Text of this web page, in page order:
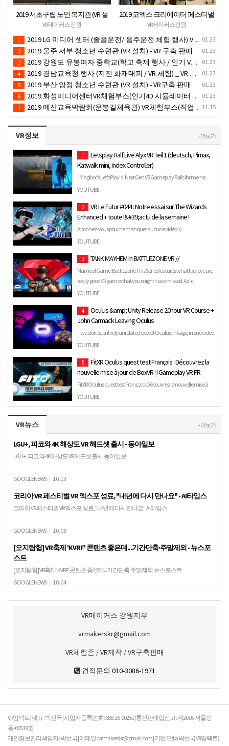
2019 서초구립 노인 복지관 (VR 설
치) - VR 구축 판매
VR메이커스강원
2019 코엑스 크리에이터 페스티벌
VR체험 부스 (인기 VR 체험) - VR렌
탈대여 행사
VR메이커스강원
01.23
1 2019 LG 미디어 센터 (졸음운전/ 음주운전 체험 행사) VR 체험 - VR 렌탈대여 행사
01.23
2 2019 울주 서부 청소년 수련관 (VR 설치) - VR 구축 판매
01.23
3 2019 강원도 유봉여자 중학교(학교 축제 행사 / 인기 VR 컨텐츠 ) - VR렌탈대여 행사
01.23
4 2019 경남교육청 행사 (지진 화재대피 / VR 체험) _ VR 렌탈대여행사
01.23
5 2019 부산 양정 청소년 수련관 (VR 설치) - VR구축 판매
01.23
6 2019 화성미디어센터VR체험부스(인기4D 시뮬레이터 체험)-VR렌탈대여 행사
11.15
7 2019 예산교육박람회(운봉길체육관) VR체험부스(직업진로체험 / 인기VR체험)-VR렌탈대여행사
VR정보 + 더보기
1
Letsplay Half Live Alyx VR Teil 1 (deutsch, Pimax,
Katwalk mini, Index Controller)
"Magibor's Let'sPlay's" Next Gen VR Gameplay Falls ihr meine
Streams live sehen wollt besucht mich auf Twitch https://ww…
YOUTUBE
2
VR Le Futur #044 : Notre essai sur The Wizards
Enhanced + toute l&#39;actu de la semaine !
Abonnez-vous pour ne manquer aucune vidéo :-)
https://www.youtube.com/user/GAMEBLOGfr?
YOUTUBE
3 TANK MAYHEM In BATTLEZONE VR //
Name of Game: Battlezone This Series features what I believe are
really good VR games that you might have missed. As I c…
YOUTUBE
4
Oculus &amp; Unity Release 20hour VR Course +
John Carmack Leaving Oculus
Two stories, entirely unrelated except Oculus linkage, in one video
today. First, Unity and Oculus teamed up to create a…
YOUTUBE
5
FitXR Oculus quest test Français : Découvrez la
nouvelle mise à jour de BoxVR ! I Gameplay VR FR
FitXR Oculus quest test Français : Découvrez la nouvelle mise à
jour de BoxVR ! I Gameplay VR FR FitXR sur Oculus quest …
YOUTUBE
VR뉴스 + 더보기
LGU+, 피코와 4K 해상도 VR 헤드셋 출시 - 동아일보
LGU+, 피코와 4K 해상도 VR 헤드셋 출시 동아일보
GOOGLENEWS | 10.13
코리아 VR 페스티벌 VR 엑스포 성료, "내년에 다시 만나요" - AI타임스
코리아 VR 페스티벌 VR 엑스포 성료, "내년에 다시 만나요" AI타임스
GOOGLENEWS | 10.08
[오지탐험] VR축제 'KVRF' 콘텐츠 좋은데...기간단축·주말제외 - 뉴스포
스트
[오지탐험] VR축제 'KVRF' 콘텐츠 좋은데...기간단축·주말제외 뉴스포스트
GOOGLENEWS | 10.04
VR메이커스 강원지부
vrmakerskr@gmail.com
VR체험존 / VR제작 / VR구축판매
견적문의 010-3086-1971
VR임팩트 | 대표 : 박선국 | 사업자등록번호 : 688-26-00251 | 통신판매업신고 : 제2016-서울성
동-00519호
개인정보관리책임자 : 박선국 | 이메일 : vrmakerskr@gmail.com | 기업은행(박선국 VR임팩트)